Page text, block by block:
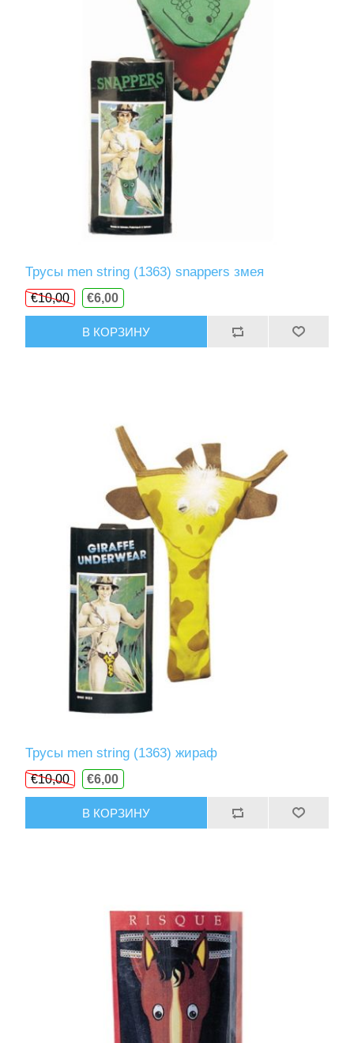
Трусы men string (1363) snappers змея
€10,00 €6,00
В КОРЗИНУ
Трусы men string (1363) жираф
€10,00 €6,00
В КОРЗИНУ